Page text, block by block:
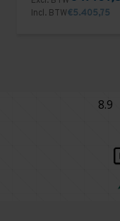
Incl. BTW€5.405,75
8.9